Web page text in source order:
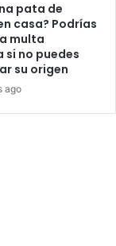
pata de
casa? Podrías
multa
si no puedes
su origen
ago